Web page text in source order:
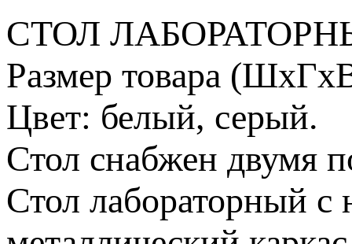
СТОЛ
Размер товара
Цвет: белый, серый.
Стол снабжен двумя
Стол лабораторный